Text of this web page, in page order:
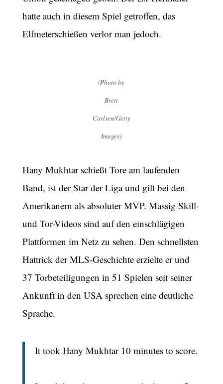
hatte auch in diesem Spiel getroffen, das
Elfmeterschießen verlor man jedoch.
(Photo by
Brett
Carlsen/Getty
Images)
Hany Mukhtar schießt Tore am laufenden
Band, ist der Star der Liga und gilt bei den
Amerikanern als absoluter MVP. Massig Skill-
und Tor-Videos sind auf den einschlägigen
Plattformen im Netz zu sehen. Den schnellsten
Hattrick der MLS-Geschichte erzielte er und
37 Torbeteiligungen in 51 Spielen seit seiner
Ankunft in den USA sprechen eine deutliche
Sprache.
It took Hany Mukhtar 10 minutes to score.